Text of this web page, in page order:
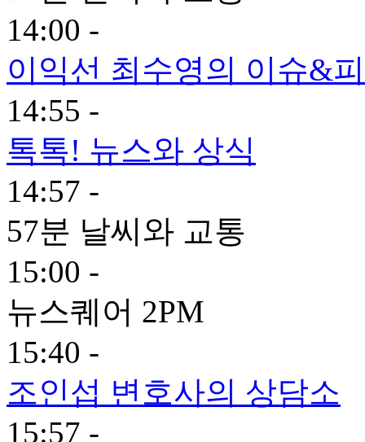
14:00 -
이익선 최수영의 이슈&
14:55 -
톡톡! 뉴스와 상식
14:57 -
57분 날씨와 교통
15:00 -
뉴스퀘어 2PM
15:40 -
조인섭 변호사의 상담소
15:57 -